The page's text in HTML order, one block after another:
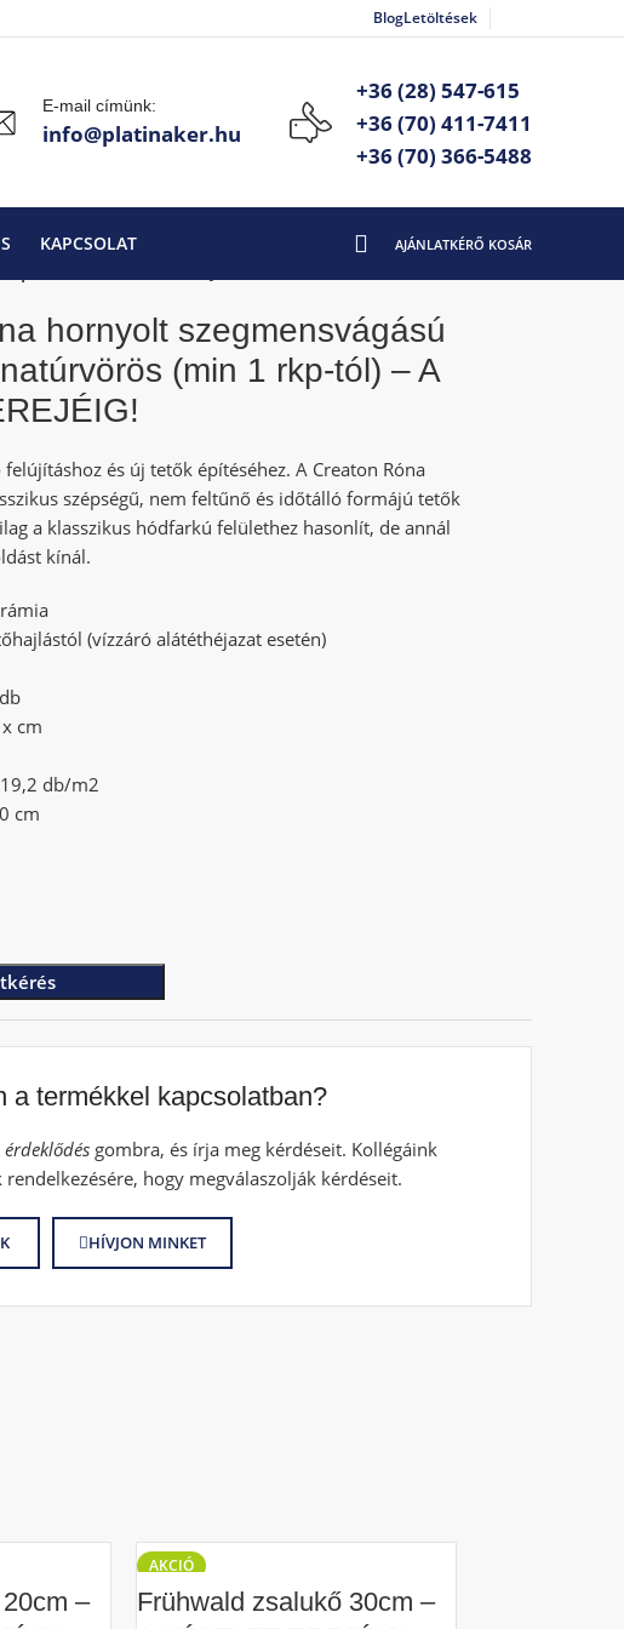
BlogLetöltések
E-mail címünk:
info@platinaker.hu
+36 (28) 547-615
+36 (70) 411-7411
+36 (70) 366-5488
KAPCSOLAT
hornyolt szegmensvágású
(min 1 rkp-tól) – A
és új tetők építéséhez. A Creaton Róna
szépségű, nem feltűnő és időtálló formájú tetők
a klasszikus hódfarkú felülethez hasonlít, de annál
kínál.
(vízzáró alátéthéjazat esetén)
cm
db/m2
cm
a termékkel kapcsolatban?
érdeklődés gombra, és írja meg kérdéseit. Kollégáink
rendelkezésére, hogy megválaszolják kérdéseit.
HÍVJON MINKET
–
AKCIÓ
Frühwald zsalukő 30cm –